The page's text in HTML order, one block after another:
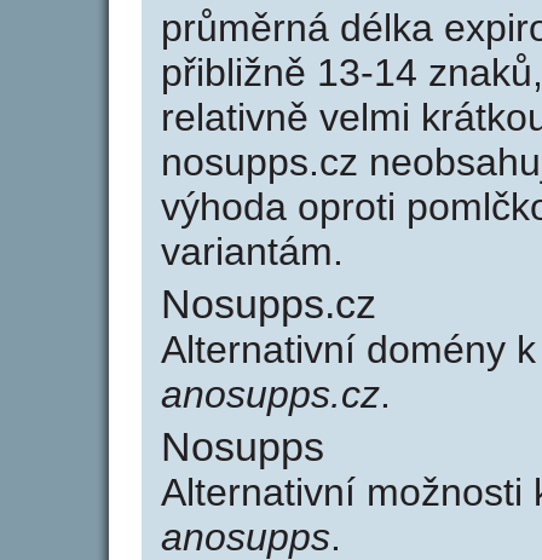
průměrná délka
přibližně 13-14
relativně velmi
nosupps.cz
výhoda oproti
variantám.
Nosupps.cz
Alternativní domény
anosupps.cz.
Nosupps
Alternativní možnosti
anosupps.